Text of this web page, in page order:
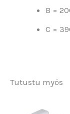
B =
C =
Tutustu myös